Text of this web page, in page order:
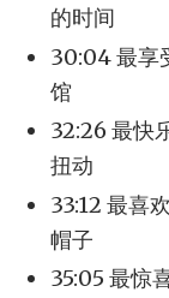
的时间
30:04 最享
馆
32:26 最快
扭动
33:12 最喜
帽子
35:05 最惊